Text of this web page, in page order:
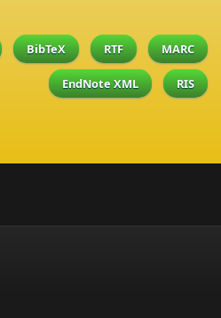
BibTeX RTF MARC
EndNote XML RIS